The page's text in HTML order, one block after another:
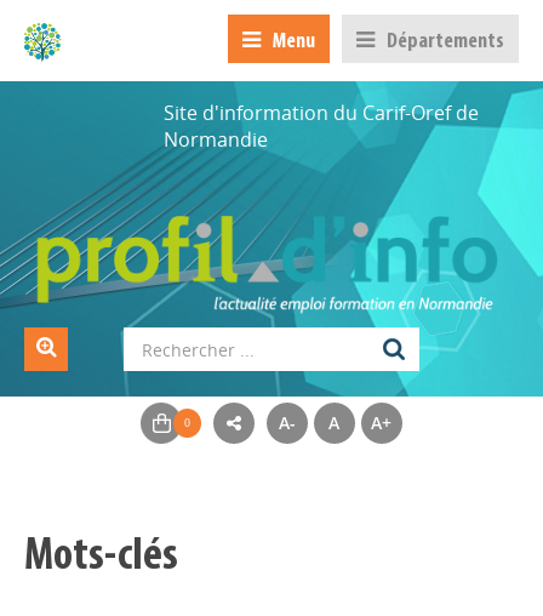
Menu Départements
Site d'information du Carif-Oref de
Normandie
A- A A+
Mots-clés